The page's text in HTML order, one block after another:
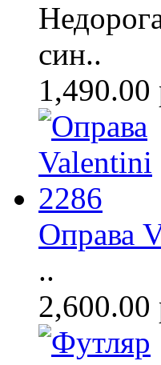
син..
1,490.00
Оправа
..
2,600.00